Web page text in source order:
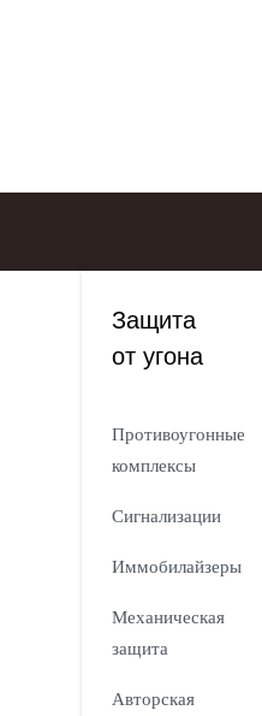
Защита
от угона
Противоугонные
комплексы
Сигнализации
Иммобилайзеры
Механическая
защита
Авторская